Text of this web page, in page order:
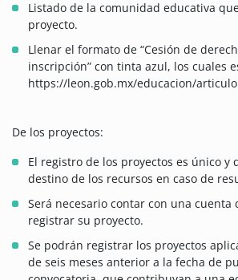
Listado de la comunidad educativa
proyecto.
Llenar el formato de “Cesión de
inscripción” con tinta azul, los cuales
https://leon.gob.mx/educacion/
De los proyectos:
El registro de los proyectos es único y
destino de los recursos en caso de
Será necesario contar con una cuenta
registrar su proyecto.
Se podrán registrar los proyectos
de seis meses anterior a la fecha de